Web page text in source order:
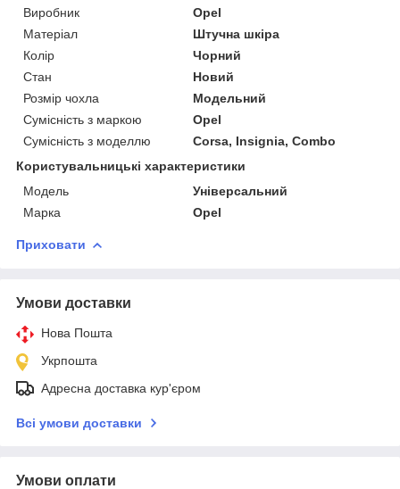
Виробник
Opel
Матеріал
Штучна шкіра
Колір
Чорний
Стан
Новий
Розмір чохла
Модельний
Сумісність з маркою
Opel
Сумісність з моделлю
Corsa, Insignia, Combo
Користувальницькі характеристики
Модель
Універсальний
Марка
Opel
Приховати
Умови доставки
Нова Пошта
Укрпошта
Адресна доставка кур'єром
Всі умови доставки
Умови оплати